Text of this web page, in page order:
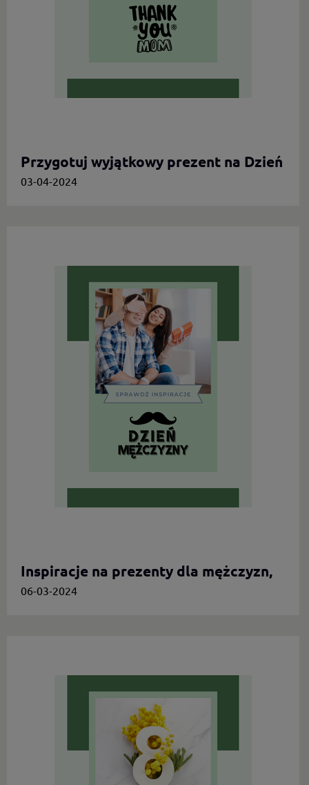
Przygotuj wyjątkowy prezent na Dzień
Mamy.
03-04-2024
Inspiracje na prezenty dla mężczyzn,
którzy cenią oryginalność
06-03-2024